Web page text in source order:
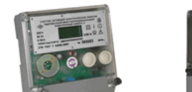
Стремянки стальные
Стремянки двухсторонние